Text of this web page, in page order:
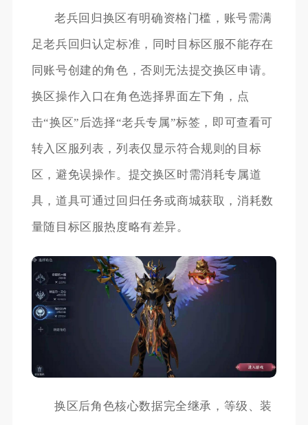
老兵回归换区有明确资格门槛，账号需满
足老兵回归认定标准，同时目标区服不能存在
同账号创建的角色，否则无法提交换区申请。
换区操作入口在角色选择界面左下角，点
击“换区”后选择“老兵专属”标签，即可查看可
转入区服列表，列表仅显示符合规则的目标
区，避免误操作。提交换区时需消耗专属道
具，道具可通过回归任务或商城获取，消耗数
量随目标区服热度略有差异。
换区后角色核心数据完全继承，等级、装